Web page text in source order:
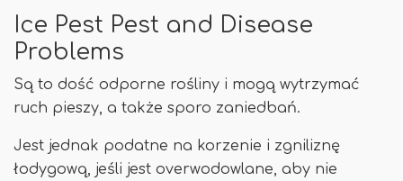
Ice Pest Pest and Disease
Problems
Są to dość odporne rośliny i mogą wytrzymać
ruch pieszy, a także sporo zaniedbań.
Jest jednak podatne na korzenie i zgniliznę
łodygową, jeśli jest overwodowlane, aby nie